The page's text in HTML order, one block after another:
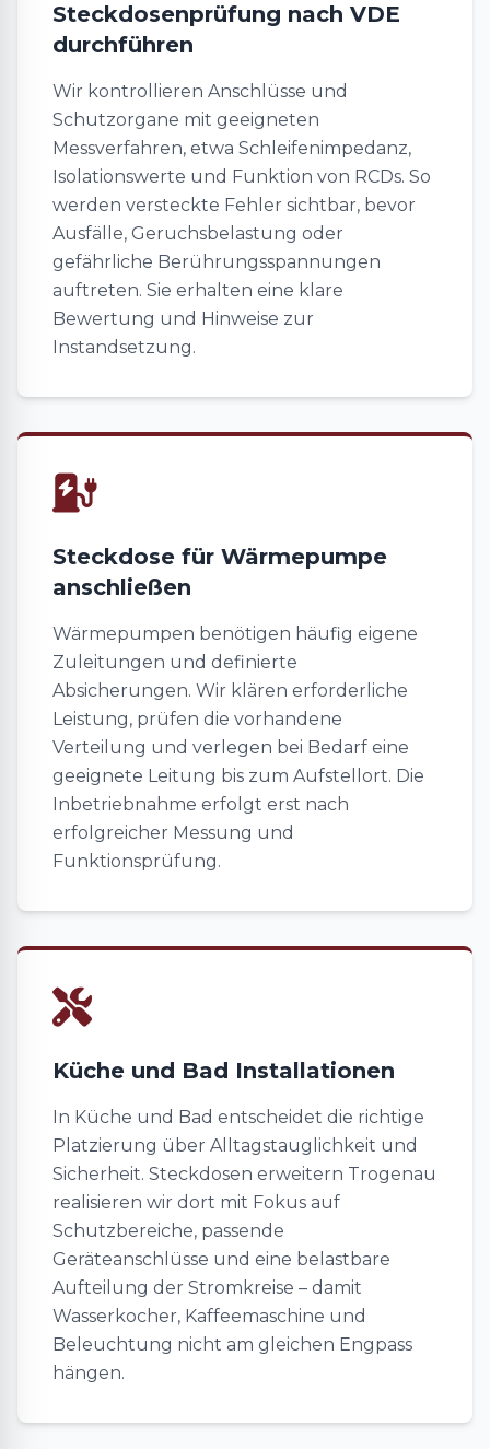
Steckdosenprüfung nach VDE
durchführen
Wir kontrollieren Anschlüsse und
Schutzorgane mit geeigneten
Messverfahren, etwa Schleifenimpedanz,
Isolationswerte und Funktion von RCDs. So
werden versteckte Fehler sichtbar, bevor
Ausfälle, Geruchsbelastung oder
gefährliche Berührungsspannungen
auftreten. Sie erhalten eine klare
Bewertung und Hinweise zur
Instandsetzung.
Steckdose für Wärmepumpe
anschließen
Wärmepumpen benötigen häufig eigene
Zuleitungen und definierte
Absicherungen. Wir klären erforderliche
Leistung, prüfen die vorhandene
Verteilung und verlegen bei Bedarf eine
geeignete Leitung bis zum Aufstellort. Die
Inbetriebnahme erfolgt erst nach
erfolgreicher Messung und
Funktionsprüfung.
Küche und Bad Installationen
In Küche und Bad entscheidet die richtige
Platzierung über Alltagstauglichkeit und
Sicherheit. Steckdosen erweitern Trogenau
realisieren wir dort mit Fokus auf
Schutzbereiche, passende
Geräteanschlüsse und eine belastbare
Aufteilung der Stromkreise – damit
Wasserkocher, Kaffeemaschine und
Beleuchtung nicht am gleichen Engpass
hängen.